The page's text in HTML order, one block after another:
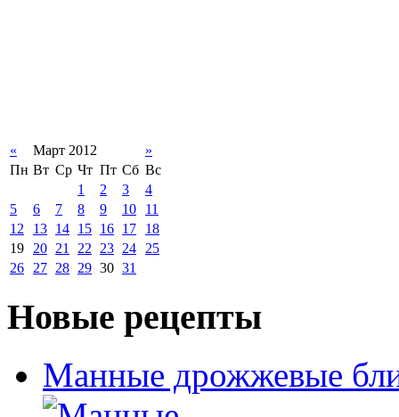
« Март 2012
»
Пн Вт Ср Чт Пт Сб Вс
1
2 3
4
5
6 7 8 9 10
11
12
13 14 15 16 17
18
19 20 21 22 23 24 25
26 27 28 29 30 31
Новые рецепты
Манные дрожжевые